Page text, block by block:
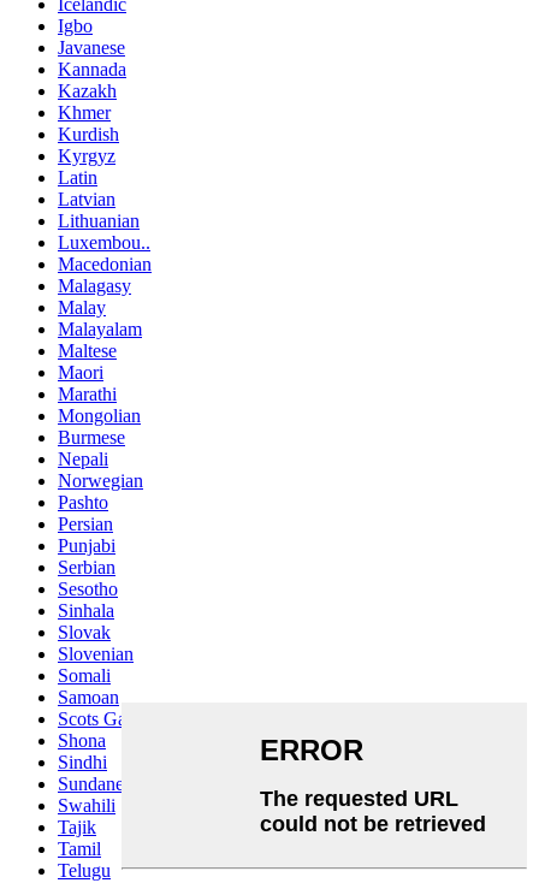
Igbo
Javanese
Kannada
Kazakh
Khmer
Kurdish
Kyrgyz
Latin
Latvian
Lithuanian
Luxembou..
Macedonian
Malagasy
Malay
Malayalam
Maltese
Maori
Marathi
Mongolian
Burmese
Nepali
Norwegian
Pashto
Persian
Punjabi
Serbian
Sesotho
Sinhala
Slovak
Slovenian
Somali
Samoan
Scots Gaelic
Shona
Sindhi
Sundanese
Swahili
Tajik
Tamil
Telugu